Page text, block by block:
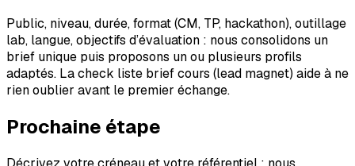
Public, niveau, durée, format (CM, TP, hackathon), outillage
lab, langue, objectifs d’évaluation : nous consolidons un
brief unique puis proposons un ou plusieurs profils
adaptés. La check liste brief cours (lead magnet) aide à ne
rien oublier avant le premier échange.
Prochaine étape